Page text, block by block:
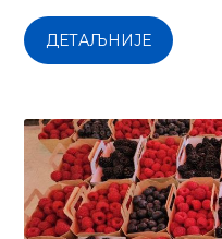
ДЕТАЉНИЈЕ